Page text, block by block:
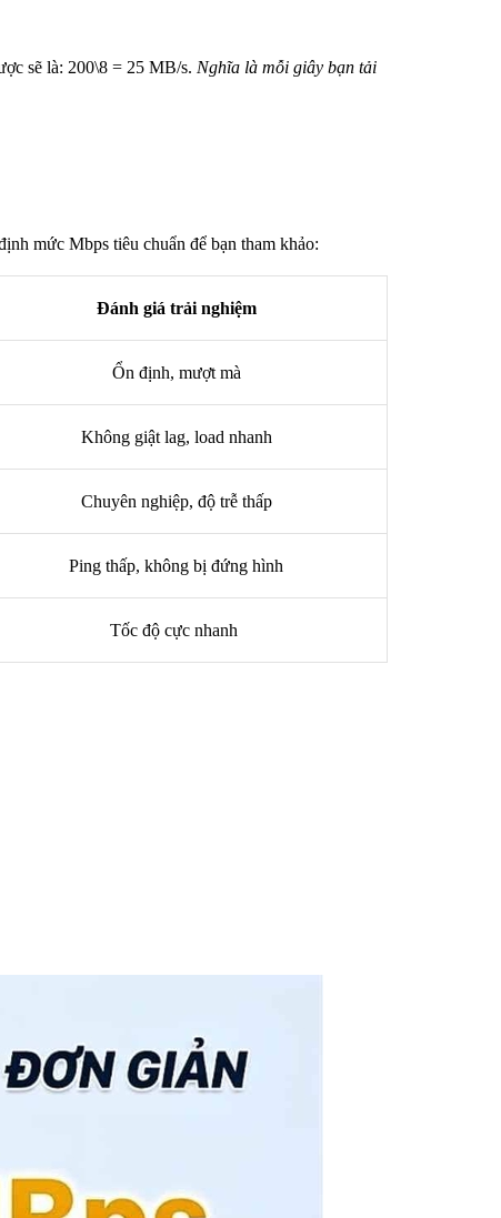
sẽ là: 200\8 = 25 MB/s. Nghĩa là mỗi giây bạn tải
mức Mbps tiêu chuẩn để bạn tham khảo:
Đánh giá trải nghiệm
Ổn định, mượt mà
Không giật lag, load nhanh
Chuyên nghiệp, độ trễ thấp
Ping thấp, không bị đứng hình
Tốc độ cực nhanh